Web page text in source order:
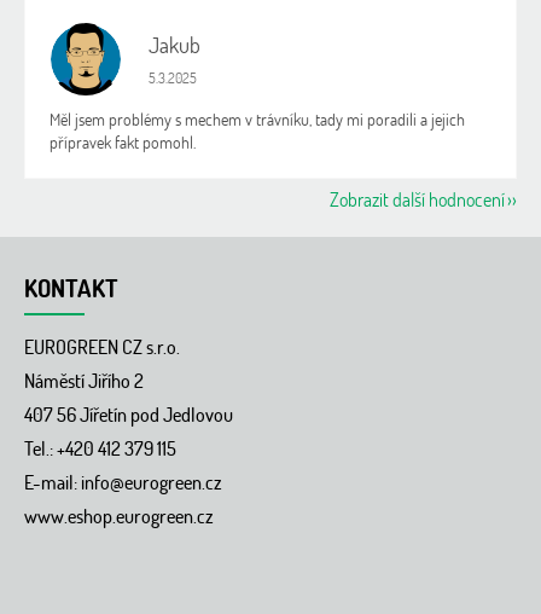
J Jakub
Hodnocení obchodu je 5 z 5 hvězdiček.
5.3.2025
Měl jsem problémy s mechem v trávníku, tady mi poradili a jejich
přípravek fakt pomohl.
Zobrazit další hodnocení
KONTAKT
EUROGREEN CZ s.r.o.
Náměstí Jiřího 2
407 56 Jířetín pod Jedlovou
Tel.: +420 412 379 115
E-mail:info@eurogreen.cz
www.eshop.eurogreen.cz